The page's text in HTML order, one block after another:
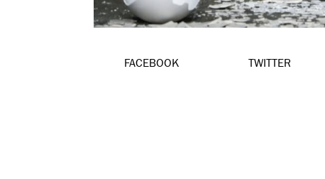
FACEBOOK TWITTER